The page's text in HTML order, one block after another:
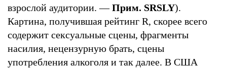
взрослой аудитории. —Прим. SRSLY).
Картина, получившая рейтинг R, скорее всего
содержит сексуальные сцены, фрагменты
насилия, нецензурную брать, сцены
употребления алкоголя и так далее. В США